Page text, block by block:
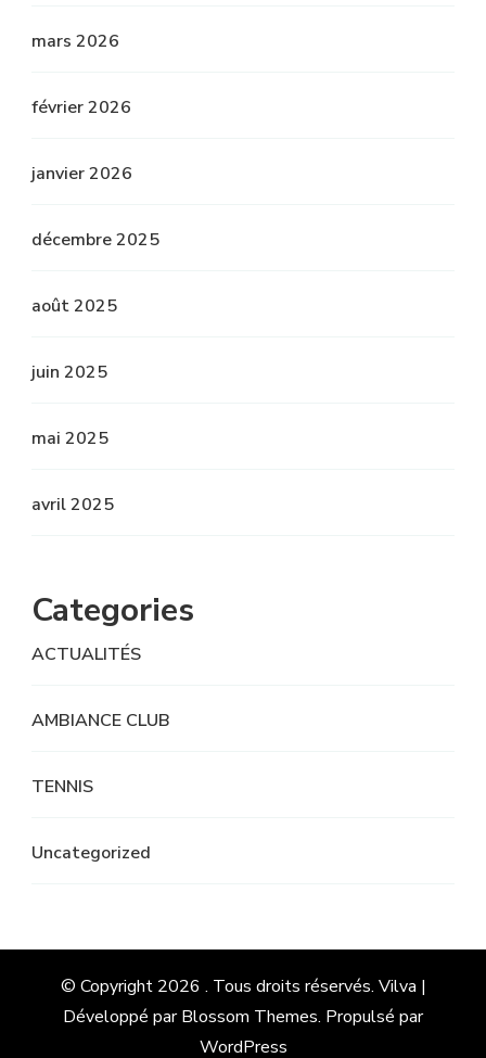
mars 2026
février 2026
janvier 2026
décembre 2025
août 2025
juin 2025
mai 2025
avril 2025
Categories
ACTUALITÉS
AMBIANCE CLUB
TENNIS
Uncategorized
© Copyright 2026 . Tous droits réservés. Vilva |
Développé parBlossom Themes. Propulsé par
WordPress